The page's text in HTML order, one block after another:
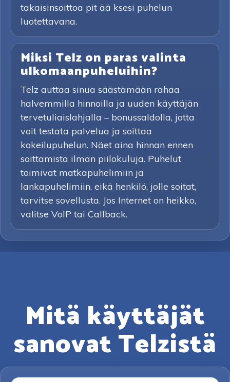
takaisinsoittoa pit ää ksesi puhelun
luotettavana.
Miksi Telz on paras valinta
ulkomaanpuheluihin?
Telz auttaa sinua säästämään rahaa
halvemmilla hinnoilla ja uuden käyttäjän
tervetuliaislahjalla – bonussaldolla, jotta
voit testata palvelua ja soittaa
kokeilupuhelun. Näet aina hinnan ennen
soittamista ilman piilokuluja. Puhelut
toimivat matkapuhelimiin ja
lankapuhelimiin, eikä henkilö, jolle soitat,
tarvitse sovellusta. Jos Internet on heikko,
valitse VoIP tai Callback.
Mitä käyttäjät
sanovat Telzistä